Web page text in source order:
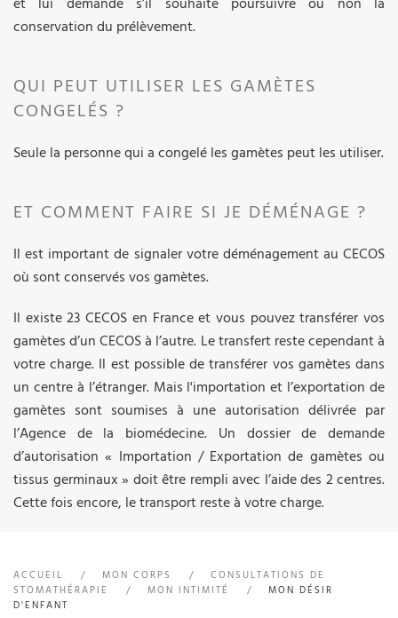
conservation du prélèvement.
QUI PEUT UTILISER LES GAMÈTES
CONGELÉS ?
Seule la personne qui a congelé les gamètes peut les utiliser.
ET COMMENT FAIRE SI JE DÉMÉNAGE ?
Il est important de signaler votre déménagement au CECOS
où sont conservés vos gamètes.
Il existe 23 CECOS en France et vous pouvez transférer vos
gamètes d’un CECOS à l’autre. Le transfert reste cependant à
votre charge. Il est possible de transférer vos gamètes dans
un centre à l’étranger. Mais l'importation et l’exportation de
gamètes sont soumises à une autorisation délivrée par
l’Agence de la biomédecine. Un dossier de demande
d’autorisation « Importation / Exportation de gamètes ou
tissus germinaux » doit être rempli avec l’aide des 2 centres.
Cette fois encore, le transport reste à votre charge.
ACCUEIL MON CORPS
CONSULTATIONS DE
STOMATHÉRAPIE
MON INTIMITÉ
MON DÉSIR
D'ENFANT